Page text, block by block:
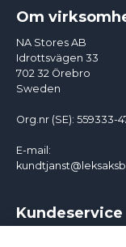
Om
NA Stores AB
Idrottsvägen 33
702 32 Örebro
Sweden
Org.nr (SE): 559333-
E-mail:
Kundeservice